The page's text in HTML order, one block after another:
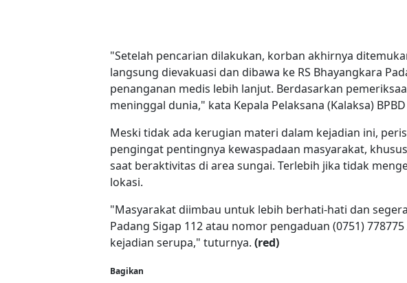
"Setelah pencarian dilakukan, korban akhirnya
langsung dievakuasi dan dibawa ke RS Bhayangkara
penanganan medis lebih lanjut. Berdasarkan
meninggal dunia," kata Kepala Pelaksana (Kalaksa)
Meski tidak ada kerugian materi dalam kejadian ini,
pengingat pentingnya kewaspadaan masyarakat,
saat beraktivitas di area sungai. Terlebih jika tidak
lokasi.
"Masyarakat diimbau untuk lebih berhati-hati dan
Padang Sigap 112 atau nomor pengaduan (0751)
kejadian serupa," tuturnya. (red)
Bagikan